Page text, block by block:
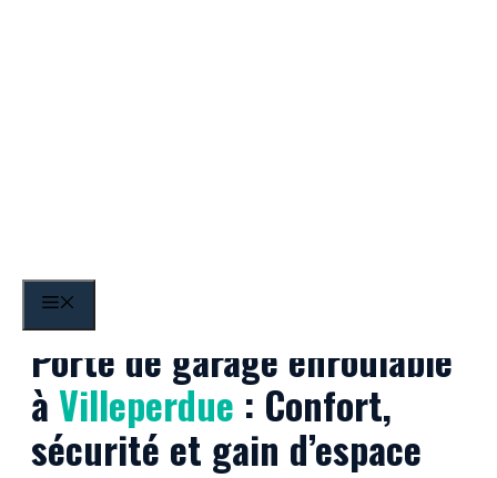
Porte de garage enroulable
àVilleperdue: Confort,
sécurité et gain d’espace